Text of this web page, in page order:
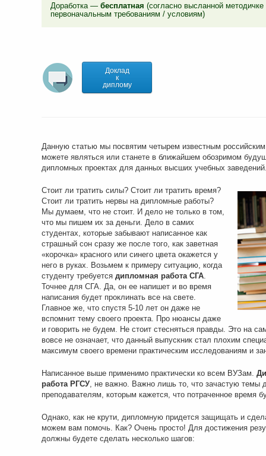
Доработка — бесплатная (согласно высланной методичке
первоначальным требованиям / условиям)
Доклад
к
диплому
Данную статью мы посвятим четырем известным
можете являться или станете в ближайшем обозримом
дипломных проектах для данных высших учебных
Стоит ли тратить силы? Стоит ли тратить время?
Стоит ли тратить нервы на дипломные работы?
Мы думаем, что не стоит. И дело не только в том,
что мы пишем их за деньги. Дело в самих
студентах, которые забывают написанное как
страшный сон сразу же после того, как заветная
«корочка» красного или синего цвета окажется у
него в руках. Возьмем к примеру ситуацию, когда
студенту требуется дипломная работа СГА.
Точнее для СГА. Да, он ее напишет и во время
написания будет проклинать все на свете.
Главное же, что спустя 5-10 лет он даже не
вспомнит тему своего проекта. Про нюансы даже
и говорить не будем. Не стоит стесняться правды. Это на
вовсе не означает, что данный выпускник стал плохим
максимум своего времени практическим исследованиям и
Написанное выше применимо практически ко всем ВУЗам.
работа РГСУ, не важно. Важно лишь то, что зачастую темы
преподавателям, которым кажется, что потраченное время
Однако, как не крути, дипломную придется защищать и
можем вам помочь. Как? Очень просто! Для достижения
должны будете сделать несколько шагов: